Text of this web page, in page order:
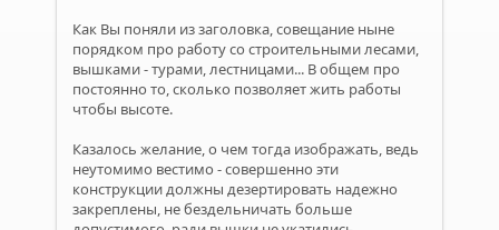
Как Вы поняли из заголовка, совещание ныне
порядком про работу со строительными лесами,
вышками - турами, лестницами... В общем про
постоянно то, сколько позволяет жить работы
чтобы высоте.
Казалось желание, о чем тогда изображать, ведь
неутомимо вестимо - совершенно эти
конструкции должны дезертировать надежно
закреплены, не бездельничать больше